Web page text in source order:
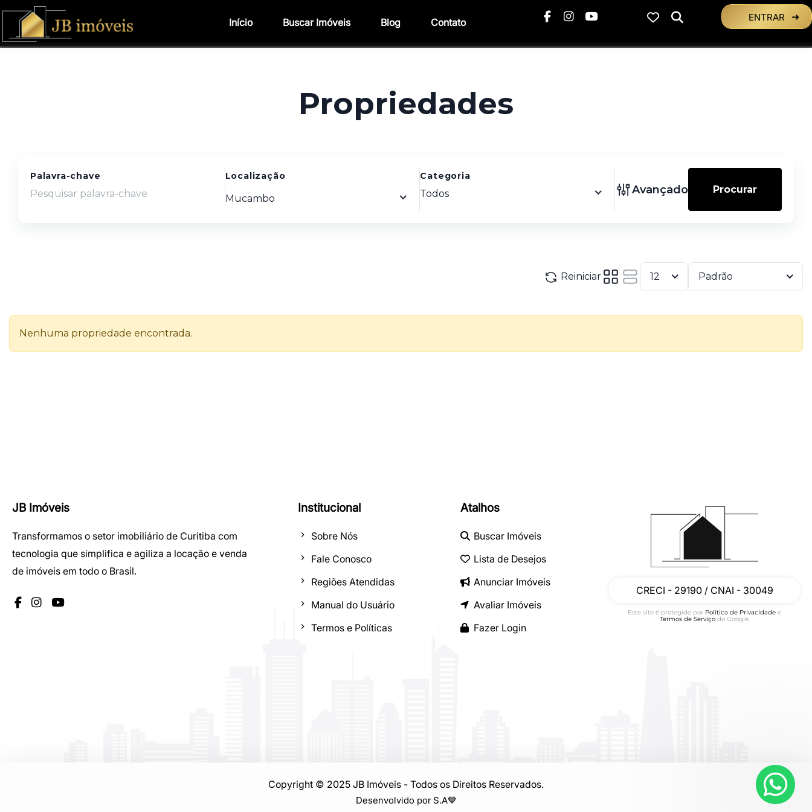
JB Imóveis
Transformamos o setor imobiliário de Curitiba com
tecnologia que simplifica e agiliza a locação e venda
de imóveis em todo o Brasil.
Institucional
Sobre Nós
Fale Conosco
Regiões Atendidas
Manual do Usuário
Termos e Políticas
Atalhos
Buscar Imóveis
Lista de Desejos
Anunciar Imóveis
Avaliar Imóveis
Fazer Login
CRECI - 29190 / CNAI - 30049
Este site é protegido por Política de Privacidade e
Termos de Serviçodo Google.
Copyright © 2025 JB Imóveis - Todos os Direitos Reservados.
Desenvolvido por S.A💙
Início Buscar Imóveis Blog Contato ENTRAR